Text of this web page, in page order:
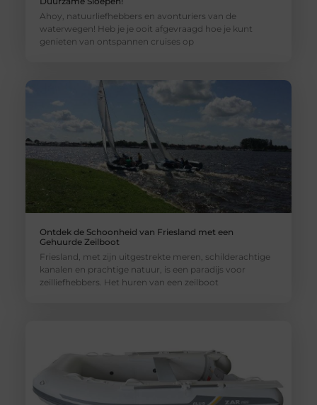
Ahoy, natuurliefhebbers en avonturiers van de
waterwegen! Heb je je ooit afgevraagd hoe je kunt
genieten van ontspannen cruises op
Ontdek de Schoonheid van Friesland met een
Gehuurde Zeilboot
Friesland, met zijn uitgestrekte meren, schilderachtige
kanalen en prachtige natuur, is een paradijs voor
zeilliefhebbers. Het huren van een zeilboot